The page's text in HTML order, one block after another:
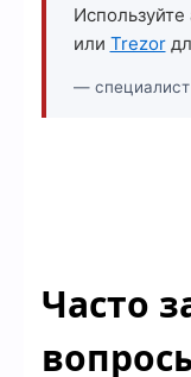
или Trezor
— специалист
Часто